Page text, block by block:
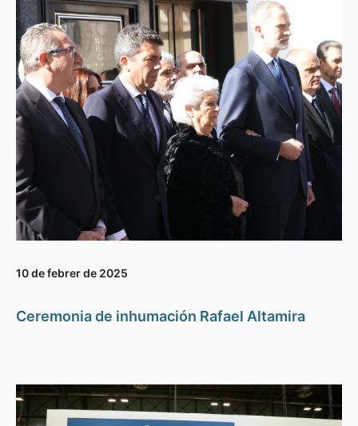
10 de febrer de 2025
Ceremonia de inhumación Rafael Altamira